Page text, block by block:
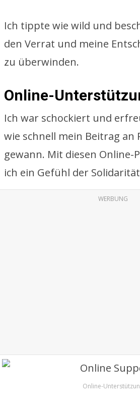
Ich tippte wie wild und
den Verrat und meine
zu überwinden.
Online-
Ich war schockiert und
wie schnell mein Beitrag an
gewann. Mit diesen
ich ein Gefühl der
WERBUNG
Online-